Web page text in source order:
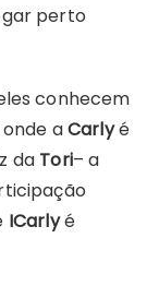
perto
conhecem
aCarlyé
da Tori– a
ICarlyé